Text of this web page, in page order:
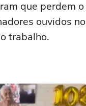
que perdem o
ouvidos no
trabalho.